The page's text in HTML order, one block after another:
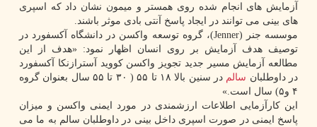
آزمایش های انجام شده روی همستر و میمون نشان داد که اسپری
های بینی می توانند در ایجاد پاسخ آنتی بادی موثر باشند.
موسسه جنر (Jenner)، گروه توسعه واکسن در دانشگاه آکسفورد در
توصیف هدف آزمایش بر روی انسان اظهار نمود: «هدف از این
مطالعه آزمایش مسیر جدید تجویز واکسن کووید آسترازنکا آکسفورد
در داوطلبان سالم
در سنین بالا ۱۸ تا ۵۵ ( ۳۰ تا ۵۵ سال بعنوان گروه
۴ و۵) سال است.»
این کارآزمایی اطلاعات ارزشمندی در مورد ایمنی واکسن و میزان
پاسخ ایمنی در صورت اسپری داخل بینی در داوطلبان سالم به ما می